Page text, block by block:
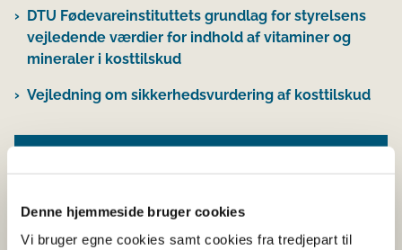
Denne hjemmeside bruger cookies
Vi bruger egne cookies samt cookies fra tredjepart til
DTU Fødevareinstituttets grundlag for styrelsens
vejledende værdier for indhold af vitaminer og
mineraler i kosttilskud
Vejledning om sikkerhedsvurdering af kosttilskud
Nye fødevarer (novel food) - lovstof
Tilsætning af næringsstoffer – lovstof